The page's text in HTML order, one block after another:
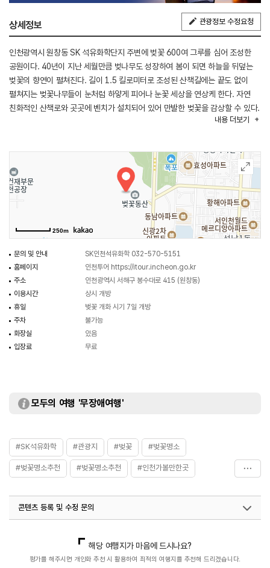
상세정보 관광정보 수정요청
인천광역시 원창동 SK 석유화학단지 주변에 벚꽃 600여 그루를 심어 조성한
공원이다. 40년이 지난 세월만큼 벚나무도 성장하여 봄이 되면 하늘을 뒤덮는
벚꽃의 향연이 펼쳐진다. 길이 1.5 킬로미터로 조성된 산책길에는 끝도 없이
펼쳐지는 벚꽃나무들이 눈처럼 하얗게 피어나 눈꽃 세상을 연상케 한다. 자연
친화적인 산책로와 곳곳에 벤치가 설치되어 있어 만발한 벚꽃을 감상할 수 있다.
산책로를 따라 군락을 이룬 벚꽃이 만개한 하단에는 노란색 개나리도 함께 피어
이곳에서 벚꽃을 감상할 수 있는 시기는 벚꽃 만개일로부터 일주일가량이다. SK
석유화학벚꽃동산은 일주일가량만 시민들에게 개방되므로 방문 전에 개방
시기를 알아봐야 한다.
주차장이 마련되지 않는 경우가 있으니 확인하고 대중교통을 이용하는 것이
좋다. 주변에 연희공원과 청라호수공원 등을 둘러볼 수 있다.
내용 더보기
250m
문의 및 안내
SK인천석유화학 032-570-5151
홈페이지
인천투어 https://itour.incheon.go.kr
주소
인천광역시 서해구 봉수대로 415 (원창동)
이용시간
상시 개방
휴일
벚꽃 개화 시기 7일 개방
주차
불가능
화장실
있음
입장료
무료
모두의 여행 '무장애여행'
#SK석유화학 #관광지 #벚꽃 #벚꽃명소
#벚꽃명소추천 #벚꽃명소추천 #인천가볼만한곳
콘텐츠 등록 및 수정 문의
해당 여행지가 마음에 드시나요?
평가를 해주시면 개인화 추천 시 활용하여 최적의 여행지를 추천해 드리겠습니다.